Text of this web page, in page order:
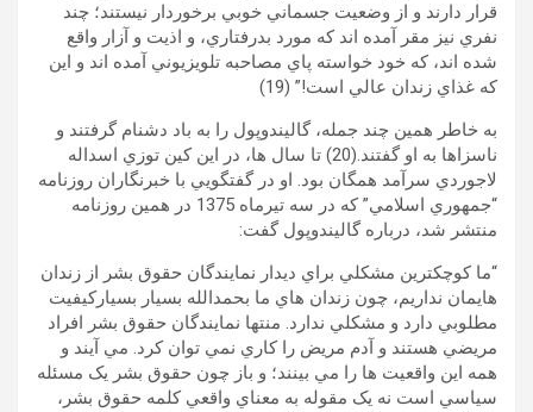
قرار دارند و از وضعيت جسماني خوبي برخوردار نيستند؛ چند
نفري نيز مقر آمده اند که مورد بدرفتاري، و اذيت و آزار واقع
شده اند، که خود خواسته پاي مصاحبه تلويزيوني آمده اند و اين
که غذاي زندان عالي است!” (19)
به خاطر همين چند جمله، گاليندوپول را به باد دشنام گرفتند و
ناسزاها به او گفتند.(20) تا سال ها، در اين کين توزي اسداله
لاجوردي سرآمد همگان بود. او در گفتگويي با خبرنگاران روزنامه
“جمهوري اسلامي” که در سه تيرماه 1375 در همين روزنامه
منتشر شد، درباره گاليندوپول گفت:
“ما کوچکترين مشکلي براي ديدار نمايندگان حقوق بشر از زندان
هايمان نداريم، چون زندان هاي ما بحمدالله بسيار بسيارکيفيت
مطلوبي دارد و مشکلي ندارد. منتها نمايندگان حقوق بشر افراد
مريضي هستند و آدم مريض را کاري نمي توان کرد. مي آيند و
همه اين واقعيت ها را مي بينند؛ و باز چون حقوق بشر يک مسئله
سياسي است نه يک مقوله به معناي واقعي کلمه حقوق بشر،